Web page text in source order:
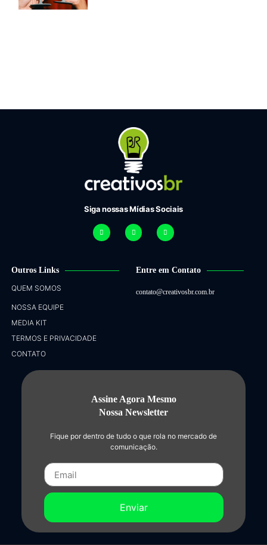
Siga nossas Mídias Sociais
Outros Links
QUEM SOMOS
NOSSA EQUIPE
MEDIA KIT
TERMOS E PRIVACIDADE
CONTATO
Entre em Contato
contato@creativosbr.com.br
Assine Agora Mesmo
Nossa Newsletter
Fique por dentro de tudo o que rola no mercado de
comunicação.
Enviar